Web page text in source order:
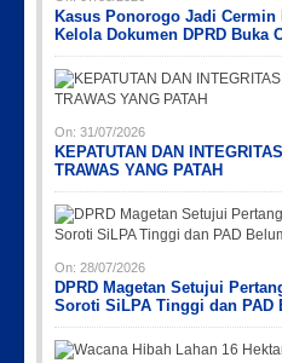
Kasus Ponorogo Jadi Cermin
Kelola Dokumen DPRD Buka
On: 31/07/2026
KEPATUTAN DAN
TRAWAS YANG PATAH
On: 28/07/2026
DPRD Magetan Setujui
Soroti SiLPA Tinggi dan PAD